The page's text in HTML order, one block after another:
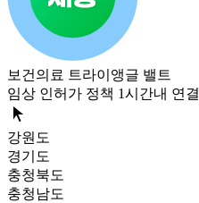
보건의료 트라이앵글 밸트
임상 인허가 정책 1시간내 연결
arrow_selector_tool
강원도
경기도
충청북도
충청남도